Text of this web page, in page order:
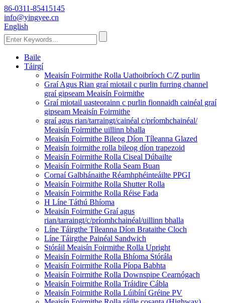
86-0311-85415145
info@yingyee.cn
English
Baile
Táirgí
Meaisín Foirmithe Rolla Uathoibríoch C/Z purlin
Graí Agus Rian graí miotail c purlin furring channel
graí gipseam Meaisín Foirmithe
Graí miotail uasteorainn c purlin fionnaidh cainéal graí
gipseam Meaisín Foirmithe
graí agus rian/tarraingt/cainéal c/príomhchainéal/
Meaisín Foirmithe uillinn bhalla
Meaisín Foirmithe Bileog Díon Tíleanna Glazed
Meaisín foirmithe rolla bileog díon trapezoid
Meaisín Foirmithe Rolla Ciseal Dúbailte
Meaisín Foirmithe Rolla Seam Buan
Cornaí Galbhánaithe Réamhphéinteáilte PPGI
Meaisín Foirmithe Rolla Shutter Rolla
Meaisín Foirmithe Rolla Réise Fada
H Líne Táthú Bhíoma
Meaisín Foirmithe Graí agus
rian/tarraingt/c/príomhchainéal/uillinn bhalla
Líne Táirgthe Tíleanna Díon Brataithe Cloch
Líne Táirgthe Painéal Sandwich
Stóráil Meaisín Foirmithe Rolla Upright
Meaisín Foirmithe Rolla Bhíoma Stórála
Meaisín Foirmithe Rolla Píopa Babhta
Meaisín Foirmithe Rolla Downspipe Cearnógach
Meaisín Foirmithe Rolla Tráidire Cábla
Meaisín Foirmithe Rolla Lúibíní Gréine PV